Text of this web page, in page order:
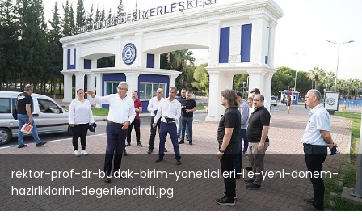
rektor-prof-dr-budak-birim-yoneticileri-ile-yeni-donem-
hazirliklarini-degerlendirdi.jpg